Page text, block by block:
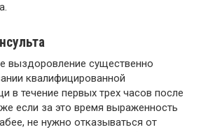
выздоровление существенно
квалифицированной
в течение первых трех часов после
если за это время выраженность
не нужно отказываться от